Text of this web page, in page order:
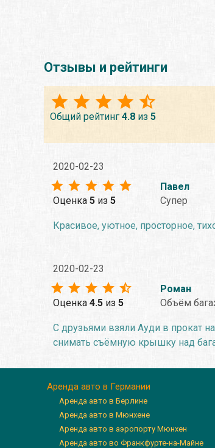
Отзывы и рейтинги
Общий рейтинг 4.8 из 5
2020-02-23
Оценка 5 из 5
Павел
Супер
Красивое, уютное, просторное,
2020-02-23
Оценка 4.5 из 5
Роман
Объём
С друзьями взяли Ауди в прокат
снимать съёмную крышку над
Аренда авто в Германии
Аренда авто в Берлине
Аренда авто в Мюнхене
Аренда авто в аэропорту Мюнхен
Аренда авто во Франкфурте-на-Майне